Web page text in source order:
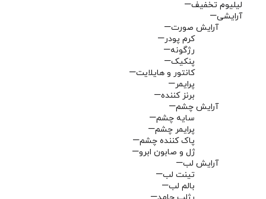
لیلیوم تخفیف
آرایشی
آرایش صورت
کرم پودر
رژگونه
پنکیک
کانتور و هایلایت
پرایمر
برنز کننده
آرایش چشم
سایه چشم
پرایمر چشم
پاک کننده چشم
ژل و صابون ابرو
آرایش لب
تینت لب
بالم لب